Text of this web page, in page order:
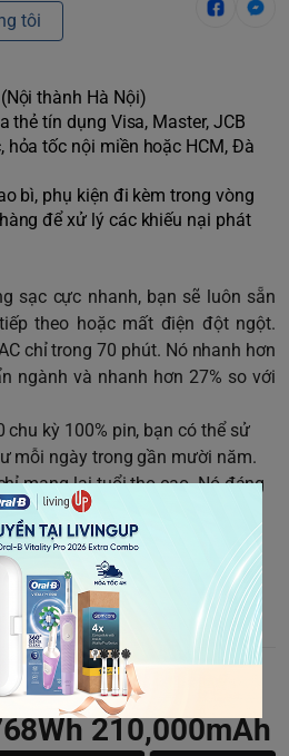
tôi
thành Hà Nội)
thẻ tín dụng Visa, Master, JCB
hỏa tốc nội miền hoặc HCM, Đà
bì, phụ kiện đi kèm trong vòng
để xử lý các khiếu nại phát
sạc cực nhanh, bạn sẽ luôn sẵn
theo hoặc mất điện đột ngột.
chỉ trong 70 phút. Nó nhanh hơn
ngành và nhanh hơn 27% so với
chu kỳ 100% pin, bạn có thể sử
mỗi ngày trong gần mười năm.
mang lại tuổi thọ cao. Nó đáng
hơn ngay cả ở nhiệt độ cao.
những chế độ bảo hành dài nhất
di động EcoFlow
210,000mAh